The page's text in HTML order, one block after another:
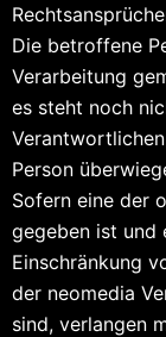
Die betroffene
Verarbeitung
es steht noch
Person
Sofern eine der
gegeben ist und
Einschränkung
der neomedia
sind, verlangen